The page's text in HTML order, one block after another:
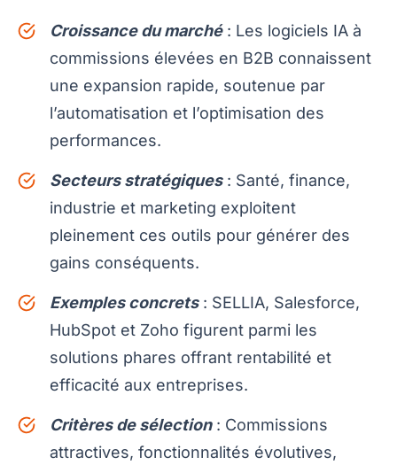
Croissance du marché: Les logiciels IA à
commissions élevées en B2B connaissent
une expansion rapide, soutenue par
l’automatisation et l’optimisation des
performances.
Secteurs stratégiques: Santé, finance,
industrie et marketing exploitent
pleinement ces outils pour générer des
gains conséquents.
Exemples concrets: SELLIA, Salesforce,
HubSpot et Zoho figurent parmi les
solutions phares offrant rentabilité et
efficacité aux entreprises.
Critères de sélection: Commissions
attractives, fonctionnalités évolutives,